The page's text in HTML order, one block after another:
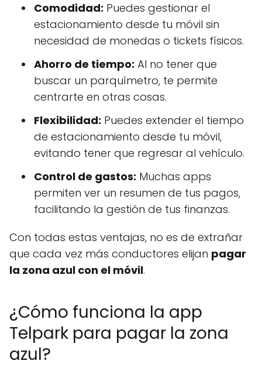
Comodidad: Puedes gestionar el
estacionamiento desde tu móvil sin
necesidad de monedas o tickets físicos.
Ahorro de tiempo: Al no tener que
buscar un parquímetro, te permite
centrarte en otras cosas.
Flexibilidad: Puedes extender el tiempo
de estacionamiento desde tu móvil,
evitando tener que regresar al vehículo.
Control de gastos: Muchas apps
permiten ver un resumen de tus pagos,
facilitando la gestión de tus finanzas.
Con todas estas ventajas, no es de extrañar
que cada vez más conductores elijan pagar
la zona azul con el móvil.
¿Cómo funciona la app
Telpark para pagar la zona
azul?